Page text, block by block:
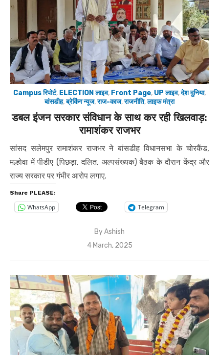
Campus रिपोर्ट, ELECTION लाइव, Front Page, UP लाइव,देश दुनिया,
बांसडीह,ब्रेकिंग न्यूज,राज-काज,राजनीति,लाइफ मंत्रा
डबल इंजन सरकार संविधान के साथ कर रही खिलवाड़:
रामाशंकर राजभर
सांसद सलेमपुर रामाशंकर राजभर ने बांसडीह विधानसभा के चोरकैंड,
मल्होवा में पीडीए (पिछड़ा, दलित, अल्पसंख्यक) बैठक के दौरान केंद्र और
राज्य सरकार पर गंभीर आरोप लगाए.
Share PLEASE:
WhatsApp Telegram
ByAshish
Posted
4 March, 2025